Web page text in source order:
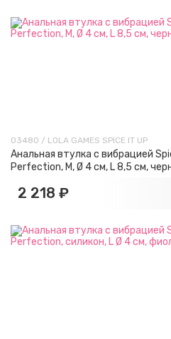
03480 / LOLA GAMES SPICE IT UP
Анальная втулка с вибрацией
Perfection, M, Ø 4 см, L 8,5 см,
2 218 ₽